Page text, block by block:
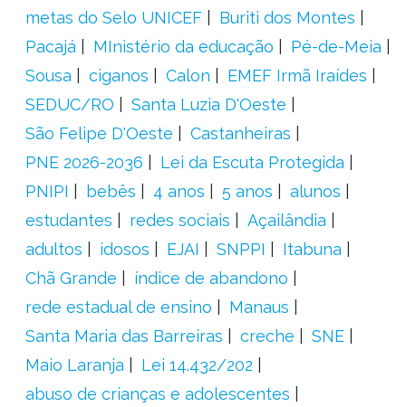
metas do Selo UNICEF
Buriti dos Montes
Pacajá
MInistério da educação
Pé-de-Meia
Sousa
ciganos Calon
EMEF Irmã Iraídes
SEDUC/RO
Santa Luzia D'Oeste
São Felipe D'Oeste
Castanheiras
PNE 2026-2036
Lei da Escuta Protegida
PNIPI
bebês 4 anos 5 anos
alunos
estudantes
redes sociais
Açailândia
adultos
idosos EJAI SNPPI
Itabuna
Chã Grande
índice de abandono
rede estadual de ensino
Manaus
Santa Maria das Barreiras
creche
SNE
Maio Laranja
Lei 14.432/202
abuso de crianças e adolescentes